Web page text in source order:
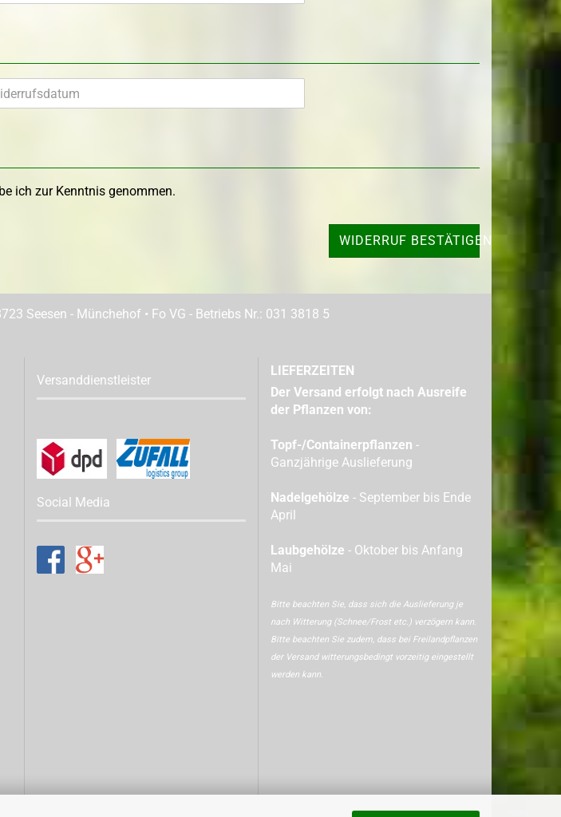
ich zur Kenntnis genommen.
WIDERRUF BESTÄTIGEN
Seesen - Münchehof • Fo VG - Betriebs Nr.: 031 3818 5
Versanddienstleister
Social Media
LIEFERZEITEN
Der Versand erfolgt nach Ausreife
der Pflanzen von:
Topf-/Containerpflanzen -
Ganzjährige Auslieferung
Nadelgehölze - September bis Ende
April
Laubgehölze - Oktober bis Anfang
Mai
Bitte beachten Sie, dass sich die Auslieferung je
nach Witterung (Schnee/Frost etc.) verzögern kann.
Bitte beachten Sie zudem, dass bei Freilandpflanzen
der Versand witterungsbedingt vorzeitig eingestellt
werden kann.